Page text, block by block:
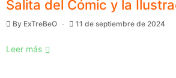
Salita del Cómic y la
By ExTreBeO 11 de septiembre de 2024
Leer más